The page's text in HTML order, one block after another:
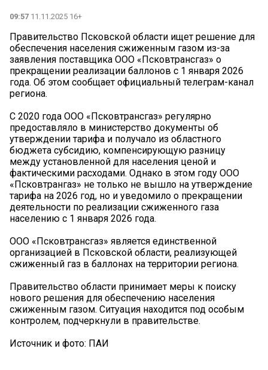
09:57 11.11.2025 16+
Правительство Псковской области ищет решение для
обеспечения населения сжиженным газом из-за
заявления поставщика ООО «Псковтрансгаз» о
прекращении реализации баллонов с 1 января 2026
года. Об этом сообщает официальный телеграм-канал
региона.
С 2020 года ООО «Псковтрансгаз» регулярно
предоставляло в министерство документы об
утверждении тарифа и получало из областного
бюджета субсидию, компенсирующую разницу
между установленной для населения ценой и
фактическими расходами. Однако в этом году ООО
«Псковтрангаз» не только не вышло на утверждение
тарифа на 2026 год, но и уведомило о прекращении
деятельности по реализации сжиженного газа
населению с 1 января 2026 года.
ООО «Псковтрансгаз» является единственной
организацией в Псковской области, реализующей
сжиженный газ в баллонах на территории региона.
Правительство области принимает меры к поиску
нового решения для обеспечению населения
сжиженным газом. Ситуация находится под особым
контролем, подчеркнули в правительстве.
Источник и фото: ПАИ